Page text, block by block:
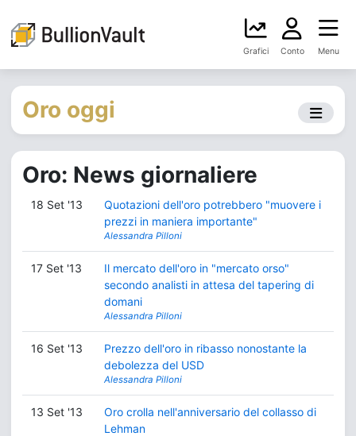
Grafici Conto Menu
Oro oggi
Oro: News giornaliere
18 Set '13
Quotazioni dell'oro potrebbero "muovere i
prezzi in maniera importante"
Alessandra Pilloni
17 Set '13
Il mercato dell'oro in "mercato orso"
secondo analisti in attesa del tapering di
domani
Alessandra Pilloni
16 Set '13
Prezzo dell'oro in ribasso nonostante la
debolezza del USD
Alessandra Pilloni
13 Set '13
Oro crolla nell'anniversario del collasso di
Lehman